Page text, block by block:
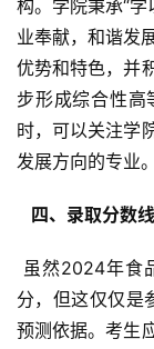
构。学院秉承“
业奉献，和谐发
优势和特色，并
步形成综合性高
时，可以关注学
发展方向的专业。
四、录取分数
分，但这仅仅是
预测依据。考生